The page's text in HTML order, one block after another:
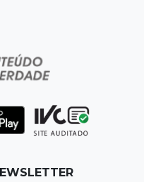
interdições no
em geração